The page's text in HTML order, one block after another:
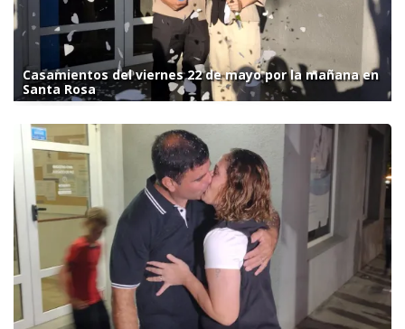
Casamientos del viernes 22 de mayo por la mañana en
Santa Rosa